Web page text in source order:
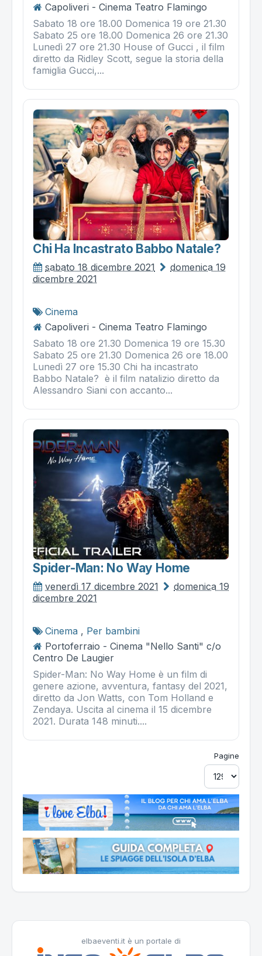
Capoliveri - Cinema Teatro Flamingo
Sabato 18 ore 18.00 Domenica 19 ore 21.30
Sabato 25 ore 18.00 Domenica 26 ore 21.30
Lunedì 27 ore 21.30 House of Gucci , il film
diretto da Ridley Scott, segue la storia della
famiglia Gucci,...
Chi Ha Incastrato Babbo Natale?
sabato 18 dicembre 2021
domenica 19
dicembre 2021
Cinema
Capoliveri - Cinema Teatro Flamingo
Sabato 18 ore 21.30 Domenica 19 ore 15.30
Sabato 25 ore 21.30 Domenica 26 ore 18.00
Lunedì 27 ore 15.30 Chi ha incastrato
Babbo Natale? è il film natalizio diretto da
Alessandro Siani con accanto...
Spider-Man: No Way Home
venerdì 17 dicembre 2021
domenica 19
dicembre 2021
Cinema , Per bambini
Portoferraio - Cinema "Nello Santi" c/o
Centro De Laugier
Spider-Man: No Way Home è un film di
genere azione, avventura, fantasy del 2021,
diretto da Jon Watts, con Tom Holland e
Zendaya. Uscita al cinema il 15 dicembre
2021. Durata 148 minuti....
Pagine
elbaeventi.it è un portale di